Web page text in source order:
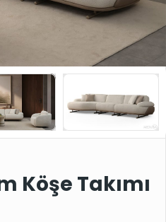
Köşe Takımı